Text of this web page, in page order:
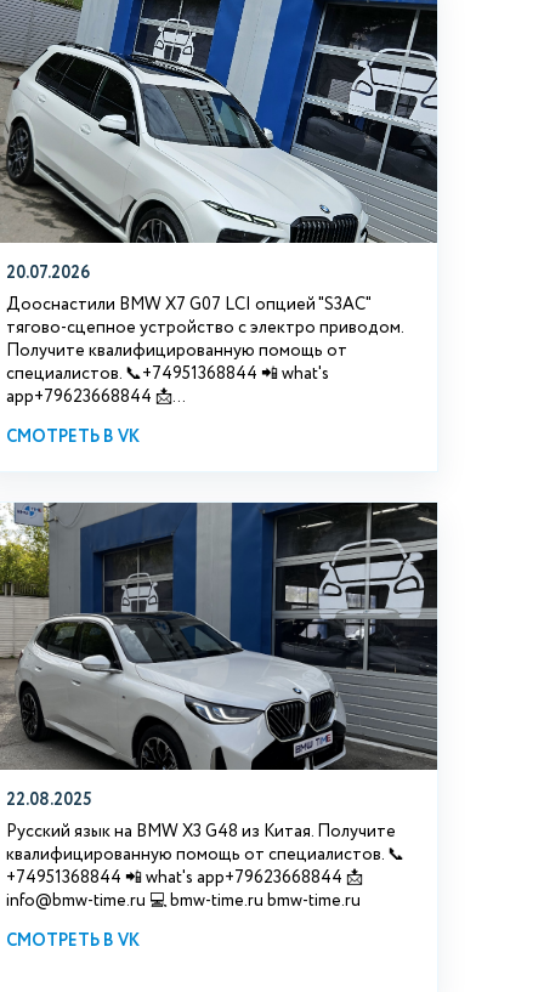
20.07.2026
Дооснастили BMW Х7 G07 LCI опцией "S3АС"
тягово-сцепное устройство с электро приводом.
Получите квалифицированную помощь от
специалистов. 📞+74951368844 📲 what's
app+79623668844 📩...
СМОТРЕТЬ В VK
22.08.2025
Русский язык на BMW X3 G48 из Китая. Получите
квалифицированную помощь от специалистов. 📞
+74951368844 📲 what's app+79623668844 📩
info@bmw-time.ru 💻 bmw-time.ru bmw-time.ru
СМОТРЕТЬ В VK